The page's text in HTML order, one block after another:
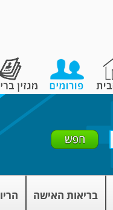
בריאות האישה